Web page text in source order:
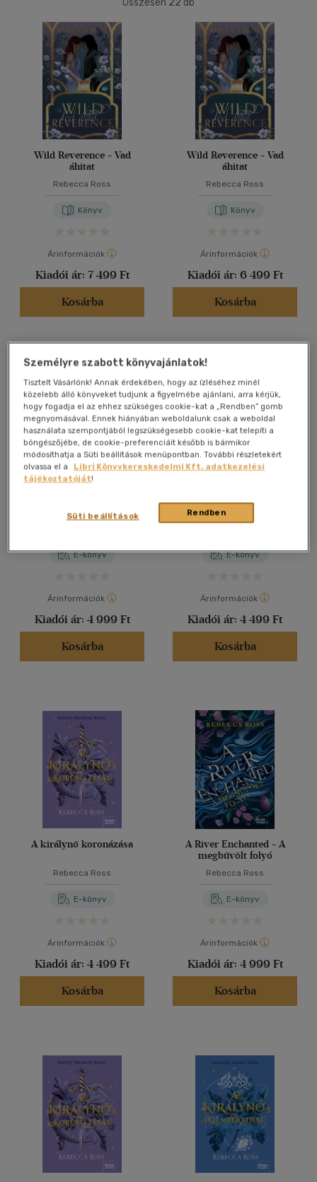
40 db / oldal
Összesen 22 db
Wild Reverence - Vad
áhitat
Rebecca Ross
Könyv
Árinformációk
Kiadói ár: 7 499 Ft
Kosárba
Wild Reverence - Vad
áhitat
Rebecca Ross
Könyv
Árinformációk
Kiadói ár: 6 499 Ft
Kosárba
tűz
E-könyv
Árinformációk
Kiadói ár: 4 999 Ft
Kosárba
A királynő felemelkedése
E-könyv
Árinformációk
Kiadói ár: 4 499 Ft
Kosárba
A királynő koronázása
Rebecca Ross
E-könyv
Árinformációk
Kiadói ár: 4 499 Ft
Kosárba
A River Enchanted - A
megbűvölt folyó
Rebecca Ross
E-könyv
Árinformációk
Kiadói ár: 4 999 Ft
Kosárba
Személyre szabott könyvajánlatok!
Tisztelt Vásárlónk! Annak érdekében, hogy az ízléséhez minél
közelebb álló könyveket tudjunk a figyelmébe ajánlani, arra kérjük,
hogy fogadja el az ehhez szükséges cookie-kat a „Rendben” gomb
megnyomásával. Ennek hiányában weboldalunk csak a weboldal
használata szempontjából legszükségesebb cookie-kat telepíti a
böngészőjébe, de cookie-preferenciáit később is bármikor
módosíthatja a Süti beállítások menüpontban. További részletekért
olvassa el a
Libri Könyvkereskedelmi Kft. adatkezelési
tájékoztatóját!
Rendben
Süti beállítások